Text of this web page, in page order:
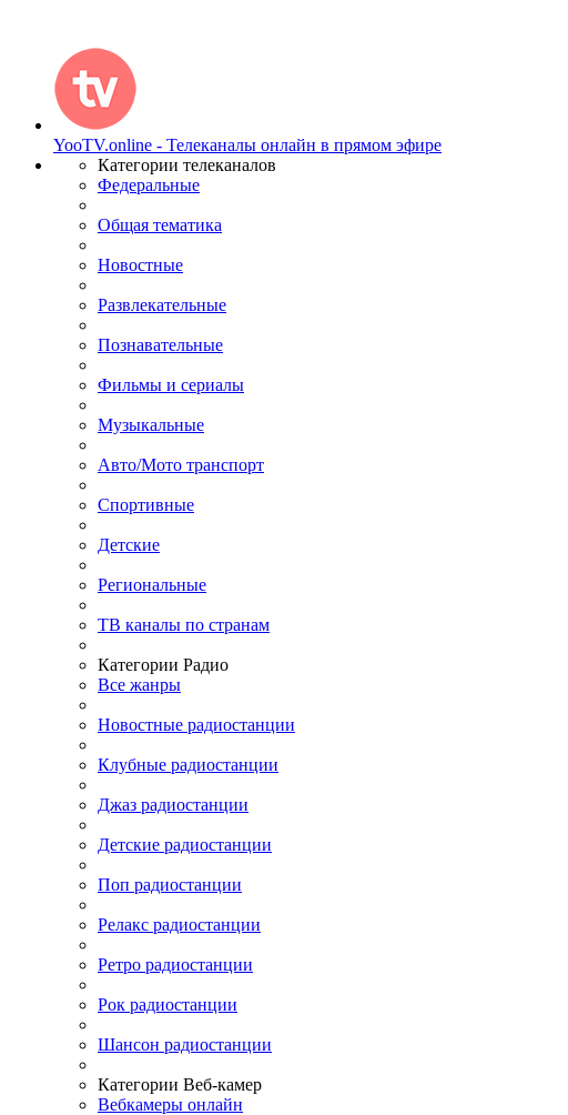
YooTV.online - Телеканалы онлайн в прямом эфире
Категории телеканалов
Федеральные
Общая тематика
Новостные
Развлекательные
Познавательные
Фильмы и сериалы
Музыкальные
Авто/Мото транспорт
Спортивные
Детские
Региональные
ТВ каналы по странам
Категории Радио
Все жанры
Новостные радиостанции
Клубные радиостанции
Джаз радиостанции
Детские радиостанции
Поп радиостанции
Релакс радиостанции
Ретро радиостанции
Рок радиостанции
Шансон радиостанции
Категории Веб-камер
Вебкамеры онлайн